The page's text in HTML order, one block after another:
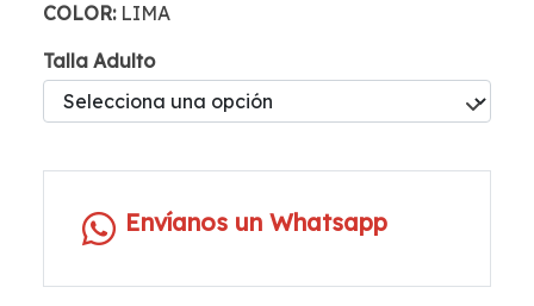
COLOR: LIMA
Talla Adulto
Envíanos un Whatsapp